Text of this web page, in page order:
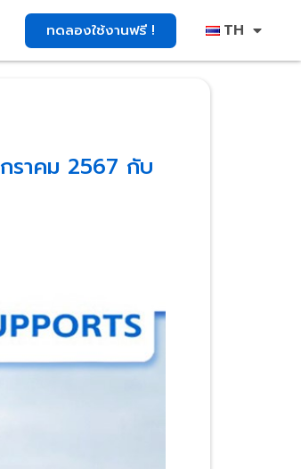
ทดลองใช้งานฟรี ! TH
ราคม 2567 กับ